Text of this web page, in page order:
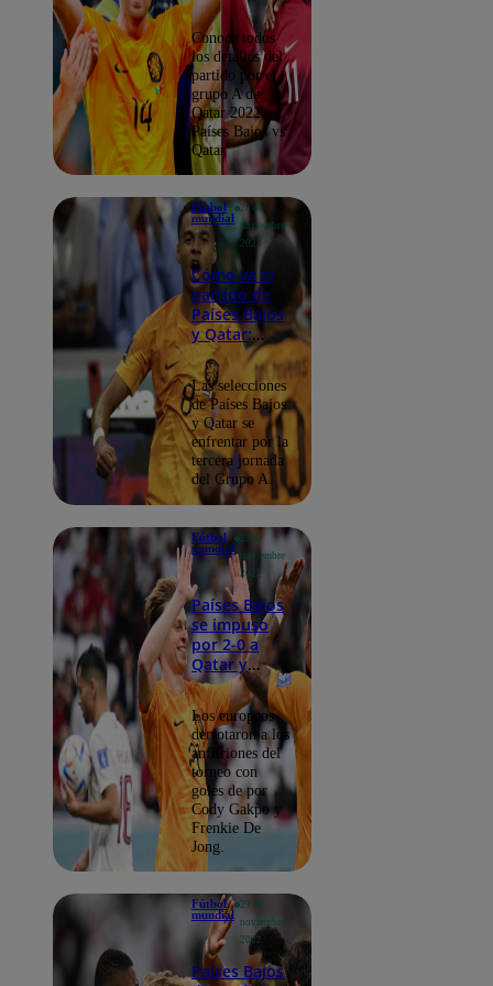
partido
Conoce todos
los detalles del
partido por el
grupo A de
Qatar 2022,
Países Bajos vs
Qatar
Fútbol
mundial
29 de
noviembre
2022
Cómo va el
partido de
Países Bajos
y Qatar:
conoce
quién va
ganando
Las selecciones
de Países Bajos
y Qatar se
enfrentar por la
tercera jornada
del Grupo A.
Fútbol
mundial
29 de
noviembre
2022
Países Bajos
se impuso
por 2-0 a
Qatar y
clasificó a
octavos de
final de la
copa del
mundo
Los europeos
derrotaron a los
anfitriones del
torneo con
goles de por
Cody Gakpo y
Frenkie De
Jong.
Fútbol
mundial
29 de
noviembre
2022
Países Bajos